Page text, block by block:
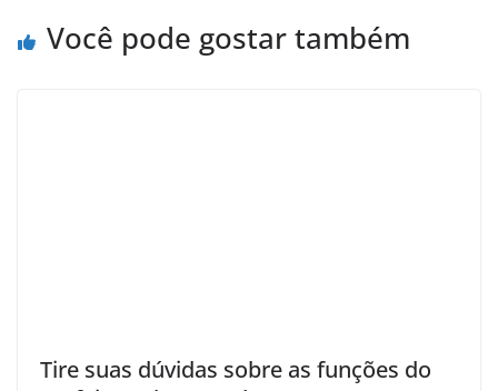
Você pode gostar também
Tire suas dúvidas sobre as funções do